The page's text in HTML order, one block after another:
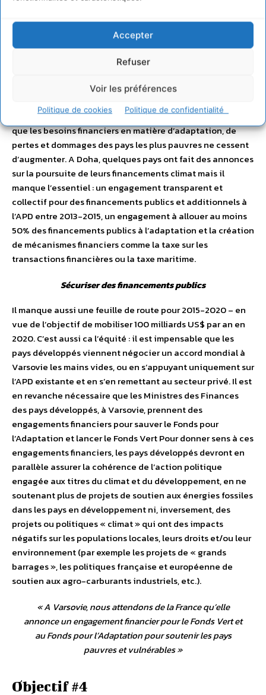
Accepter
Refuser
Voir les préférences
Politique de cookies Politique de confidentialité
pour les pays les plus pauvres et vulnérables
financements sont une condition sine qua non pour à la
fois financer l’adaptation des pays les plus vulnérables,
faciliter les efforts de réduction d’émissions de GES
noir depuis la fin des financements précoces en 2012 alors
que les besoins financiers en matière d’adaptation, de
pertes et dommages des pays les plus pauvres ne cessent
d’augmenter. A Doha, quelques pays ont fait des annonces
sur la poursuite de leurs financements climat mais il
manque l’essentiel : un engagement transparent et
collectif pour des financements publics et additionnels à
l’APD entre 2013-2015, un engagement à allouer au moins
50% des financements publics à l’adaptation et la création
de mécanismes financiers comme la taxe sur les
transactions financières ou la taxe maritime.
Sécuriser des financements publics
Il manque aussi une feuille de route pour 2015-2020 – en
vue de l’objectif de mobiliser 100 milliards US$ par an en
2020. C’est aussi ca l’équité : il est impensable que les
pays développés viennent négocier un accord mondial à
Varsovie les mains vides, ou en s’appuyant uniquement sur
l’APD existante et en s’en remettant au secteur privé. Il est
en revanche nécessaire que les Ministres des Finances
des pays développés, à Varsovie, prennent des
engagements financiers pour sauver le Fonds pour
l’Adaptation et lancer le Fonds Vert Pour donner sens à ces
engagements financiers, les pays développés devront en
parallèle assurer la cohérence de l’action politique
engagée aux titres du climat et du développement, en ne
soutenant plus de projets de soutien aux énergies fossiles
dans les pays en développement ni, inversement, des
projets ou politiques « climat » qui ont des impacts
négatifs sur les populations locales, leurs droits et/ou leur
environnement (par exemple les projets de « grands
barrages », les politiques française et européenne de
soutien aux agro-carburants industriels, etc.).
«A Varsovie, nous attendons de la France qu’elle
annonce un engagement financier pour le Fonds Vert et
au Fonds pour l’Adaptation pour soutenir les pays
pauvres et vulnérables»
Objectif #4